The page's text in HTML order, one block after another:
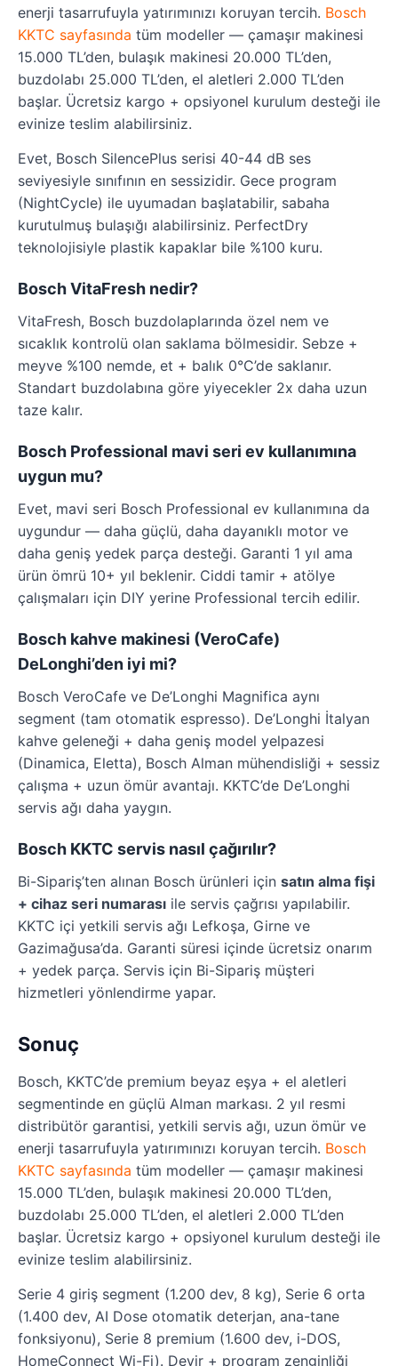
enerji tasarrufuyla yatırımınızı koruyan tercih. Bosch
KKTC sayfasında tüm modeller — çamaşır makinesi
15.000 TL’den, bulaşık makinesi 20.000 TL’den,
buzdolabı 25.000 TL’den, el aletleri 2.000 TL’den
başlar. Ücretsiz kargo + opsiyonel kurulum desteği ile
evinize teslim alabilirsiniz.
Evet, Bosch SilencePlus serisi 40-44 dB ses
seviyesiyle sınıfının en sessizidir. Gece program
(NightCycle) ile uyumadan başlatabilir, sabaha
kurutulmuş bulaşığı alabilirsiniz. PerfectDry
teknolojisiyle plastik kapaklar bile %100 kuru.
Bosch VitaFresh nedir?
VitaFresh, Bosch buzdolaplarında özel nem ve
sıcaklık kontrolü olan saklama bölmesidir. Sebze +
meyve %100 nemde, et + balık 0°C’de saklanır.
Standart buzdolabına göre yiyecekler 2x daha uzun
taze kalır.
Bosch Professional mavi seri ev kullanımına
uygun mu?
Evet, mavi seri Bosch Professional ev kullanımına da
uygundur — daha güçlü, daha dayanıklı motor ve
daha geniş yedek parça desteği. Garanti 1 yıl ama
ürün ömrü 10+ yıl beklenir. Ciddi tamir + atölye
çalışmaları için DIY yerine Professional tercih edilir.
Bosch kahve makinesi (VeroCafe)
DeLonghi’den iyi mi?
Bosch VeroCafe ve De’Longhi Magnifica aynı
segment (tam otomatik espresso). De’Longhi İtalyan
kahve geleneği + daha geniş model yelpazesi
(Dinamica, Eletta), Bosch Alman mühendisliği + sessiz
çalışma + uzun ömür avantajı. KKTC’de De’Longhi
servis ağı daha yaygın.
Bosch KKTC servis nasıl çağırılır?
Bi-Sipariş’ten alınan Bosch ürünleri için satın alma fişi
+ cihaz seri numarası ile servis çağrısı yapılabilir.
KKTC içi yetkili servis ağı Lefkoşa, Girne ve
Gazimağusa’da. Garanti süresi içinde ücretsiz onarım
+ yedek parça. Servis için Bi-Sipariş müşteri
hizmetleri yönlendirme yapar.
Sonuç
Bosch, KKTC’de premium beyaz eşya + el aletleri
segmentinde en güçlü Alman markası. 2 yıl resmi
distribütör garantisi, yetkili servis ağı, uzun ömür ve
enerji tasarrufuyla yatırımınızı koruyan tercih. Bosch
KKTC sayfasında tüm modeller — çamaşır makinesi
15.000 TL’den, bulaşık makinesi 20.000 TL’den,
buzdolabı 25.000 TL’den, el aletleri 2.000 TL’den
başlar. Ücretsiz kargo + opsiyonel kurulum desteği ile
evinize teslim alabilirsiniz.
Serie 4 giriş segment (1.200 dev, 8 kg), Serie 6 orta
(1.400 dev, AI Dose otomatik deterjan, ana-tane
fonksiyonu), Serie 8 premium (1.600 dev, i-DOS,
HomeConnect Wi-Fi). Devir + program zenginliği